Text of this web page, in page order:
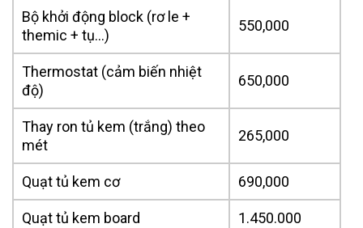
Bộ khởi động block (rơ le +
themic + tụ…)
550,000
Thermostat (cảm biến nhiệt
độ)
650,000
Thay ron tủ kem (trắng) theo
mét
265,000
Quạt tủ kem cơ 690,000
Quạt tủ kem board 1.450.000